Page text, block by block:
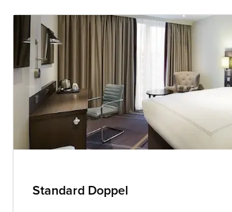
Standard Doppel